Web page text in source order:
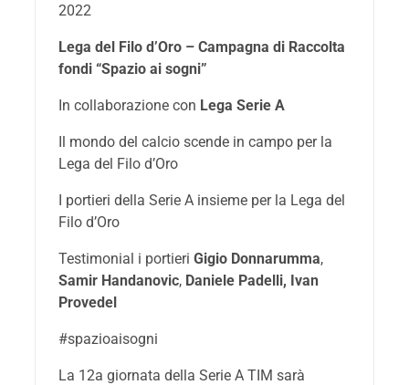
2022
Lega del Filo d’Oro – Campagna di Raccolta
fondi “Spazio ai sogni”
In collaborazione con Lega Serie A
Il mondo del calcio scende in campo per la
Lega del Filo d’Oro
I portieri della Serie A insieme per la Lega del
Filo d’Oro
Testimonial i portieri Gigio Donnarumma,
Samir Handanovic, Daniele Padelli, Ivan
Provedel
#spazioaisogni
La 12a giornata della Serie A TIM sarà